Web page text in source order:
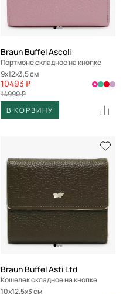
Braun Buffel Ascoli
Портмоне складное на кнопке
9x12x3,5 см
10493 ₽
14990 ₽
В КОРЗИНУ
Braun Buffel Asti Ltd
Кошелек складное на кнопке
10x12,5x3 см